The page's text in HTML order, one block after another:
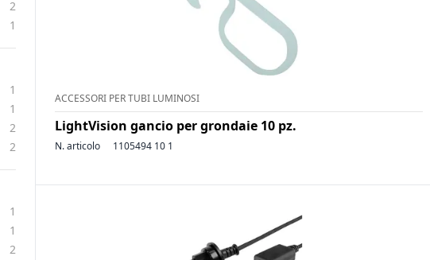
2
1
1
1
2
2
1
1
2
ACCESSORI PER TUBI LUMINOSI
LightVision gancio per grondaie 10 pz.
N. articolo 1105494 10 1